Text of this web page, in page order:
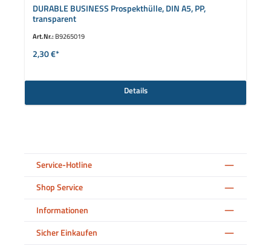
DURABLE BUSINESS Prospekthülle, DIN A5, PP,
transparent
Art.Nr.: B9265019
2,30 €*
Details
Service-Hotline
Shop Service
Informationen
Sicher Einkaufen